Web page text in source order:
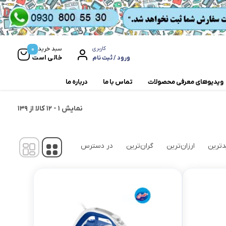
کاربری
ورود / ثبت نام
سبد خرید
خالی است
0
ویدیوهای معرفی محصولات تماس با ما درباره ما
نمایش 1
-
12کالا از 139
ارزان‌ترین گران‌ترین در دسترس